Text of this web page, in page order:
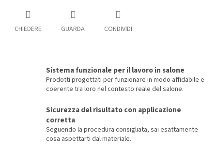
CHIEDERE GUARDA CONDIVIDI
Sistema funzionale per il lavoro in salone
Prodotti progettati per funzionare in modo affidabile e
coerente tra loro nel contesto reale del salone.
Sicurezza del risultato con applicazione
corretta
Seguendo la procedura consigliata, sai esattamente
cosa aspettarti dal materiale.